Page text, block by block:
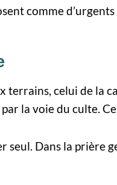
comme d’urgents
celui de la
la voie du culte.
Dans la prière